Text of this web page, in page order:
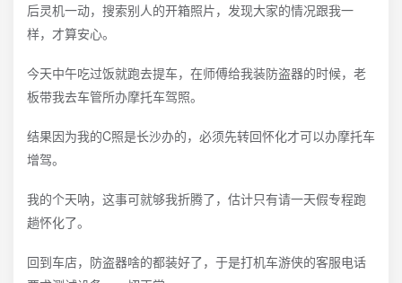
后灵机一动，搜索别人的开箱照片，发现大家的情况跟我一
样，才算安心。
今天中午吃过饭就跑去提车，在师傅给我装防盗器的时候，老
板带我去车管所办摩托车驾照。
结果因为我的C照是长沙办的，必须先转回怀化才可以办摩托车
增驾。
我的个天呐，这事可就够我折腾了，估计只有请一天假专程跑
趟怀化了。
回到车店，防盗器啥的都装好了，于是打机车游侠的客服电话